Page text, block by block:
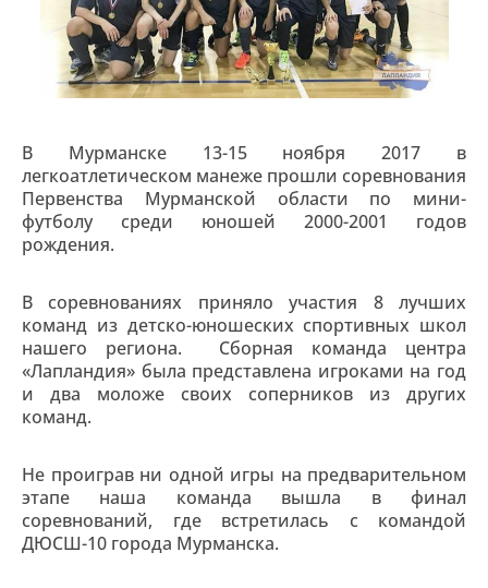
В Мурманске 13-15 ноября 2017 в
легкоатлетическом манеже прошли соревнования
Первенства Мурманской области по мини-
футболу среди юношей 2000-2001 годов
рождения.
В соревнованиях приняло участия 8 лучших
команд из детско-юношеских спортивных школ
нашего региона. Сборная команда центра
«Лапландия» была представлена игроками на год
и два моложе своих соперников из других
команд.
Не проиграв ни одной игры на предварительном
этапе наша команда вышла в финал
соревнований, где встретилась с командой
ДЮСШ-10 города Мурманска.